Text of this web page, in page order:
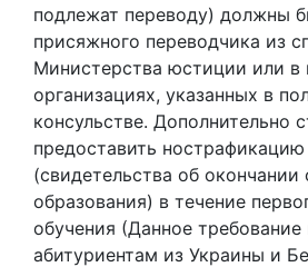
подлежат переводу) должны
присяжного переводчика из
Министерства юстиции или в
организациях, указанных в
консульстве. Дополнительно
предоставить нострафикацию
(свидетельства об окончании
образования) в течение
обучения (Данное
абитуриентам из Украины и